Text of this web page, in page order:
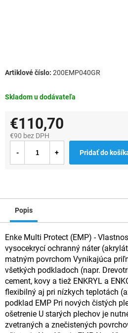
Skladom u dodávateľa
200EMP040GR
€110,70
€90 bez DPH
cena:
Pridať do
Popis
Enke Multi Protect (EMP) -
vysocekrycí ochranný náter
matným povrchom Vynikajúca
všetkých podkladoch (napr.
cement, kovy a tiež ENKRYL a
flexibilný aj pri nízkych teplotách
podklad EMP Pri nových čistých
ošetrenie U starých plechov je
zvetraných a znečistených